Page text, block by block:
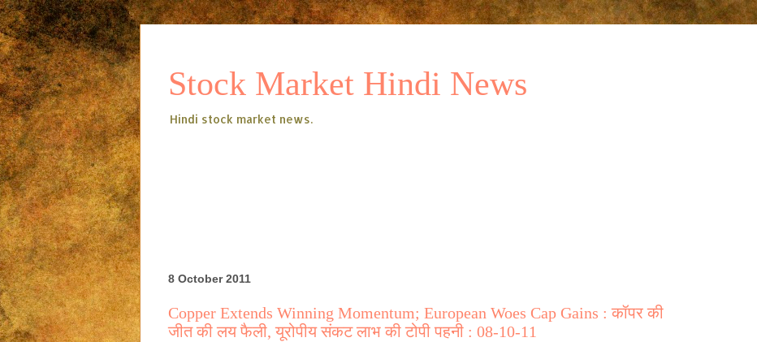
Stock Market Hindi News
Hindi stock market news.
8 October 2011
Copper Extends Winning Momentum; European Woes Cap Gains : कॉपर की
जीत की लय फैली, यूरोपीय संकट लाभ की टोपी पहनी : 08-10-11